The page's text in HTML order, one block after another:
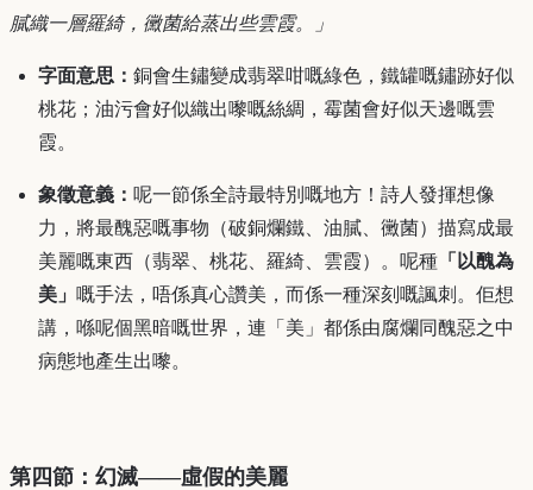
膩織一層羅綺，黴菌給蒸出些雲霞。」
字面意思： 銅會生鏽變成翡翠咁嘅綠色，鐵罐嘅鏽跡好似
桃花；油污會好似織出嚟嘅絲綢，霉菌會好似天邊嘅雲
霞。
象徵意義： 呢一節係全詩最特別嘅地方！詩人發揮想像
力，將最醜惡嘅事物（破銅爛鐵、油膩、黴菌）描寫成最
美麗嘅東西（翡翠、桃花、羅綺、雲霞）。呢種 「以醜為
美」 嘅手法，唔係真心讚美，而係一種深刻嘅諷刺。佢想
講，喺呢個黑暗嘅世界，連「美」都係由腐爛同醜惡之中
病態地產生出嚟。
第四節：幻滅——虛假的美麗